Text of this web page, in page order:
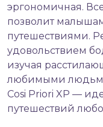
эргономичная.
позволит
путешествиями.
удовольствием
изучая
любимыми
Cosi Priori XP —
путешествий